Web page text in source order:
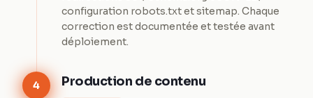
configuration robots.txt et sitemap. Chaque
correction est documentée et testée avant
déploiement.
4 Production de contenu